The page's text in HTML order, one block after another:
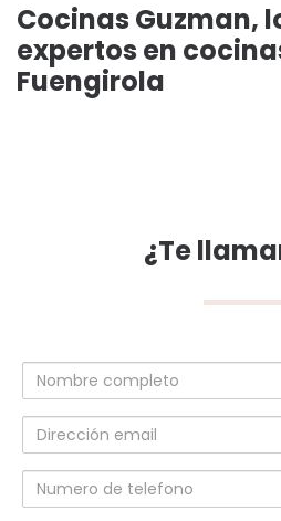
Cocinas Guzman,
expertos en
Fuengirola
¿Te
Nombre
completo
Dirección
email
Numero
de